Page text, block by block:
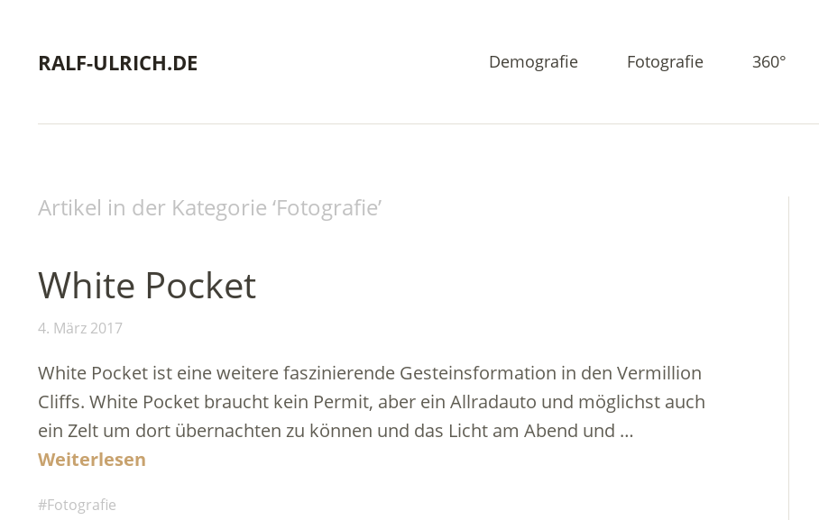
RALF-ULRICH.DE Demografie Fotografie 360°
Artikel in der Kategorie ‘Fotografie’
White Pocket
4. März 2017
White Pocket ist eine weitere faszinierende Gesteinsformation in den Vermillion
Cliffs. White Pocket braucht kein Permit, aber ein Allradauto und möglichst auch
ein Zelt um dort übernachten zu können und das Licht am Abend und …
Weiterlesen
Fotografie